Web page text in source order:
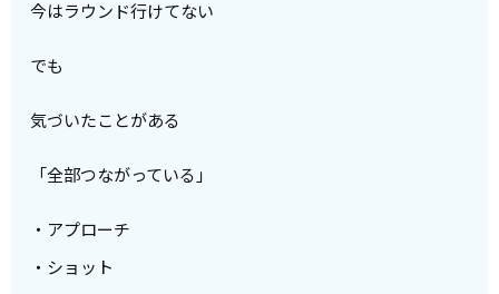
今はラウンド行けてない
でも
気づいたことがある
「全部つながっている」
・アプローチ
・ショット